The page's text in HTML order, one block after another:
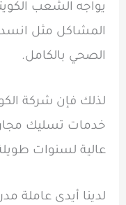
يواجه الشعب
المشاكل مثل
الصحي بالكامل.
لذلك فإن شركة
خدمات تسليك
عالية لسنوات
لدينا أيدى عاملة